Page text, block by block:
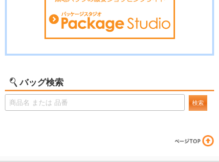
バッグ検索
検索